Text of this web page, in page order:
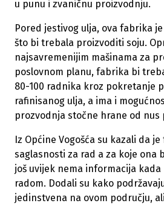
u punu i zvaničnu proizvodnju.
Pored jestivog ulja, ova fabrika
što bi trebala proizvoditi soju.
najsavremenijim mašinama za
poslovnom planu, fabrika bi
80-100 radnika kroz pokretanje
rafinisanog ulja, a ima i
prozvodnja stočne hrane od nus
Iz Općine Vogošća su kazali da
saglasnosti za rad a za koje ona
još uvijek nema informacija
radom. Dodali su kako
jedinstvena na ovom području,